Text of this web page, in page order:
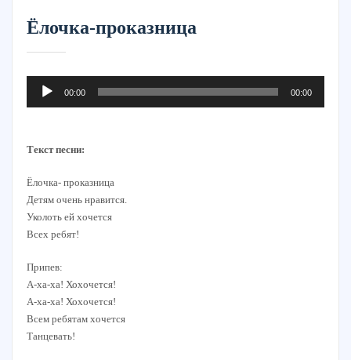
Ёлочка-проказница
Аудиоплеер
00:00 00:00
Текст песни:
Ёлочка- проказница
Детям очень нравится.
Уколоть ей хочется
Всех ребят!
Припев:
А-ха-ха! Хохочется!
А-ха-ха! Хохочется!
Всем ребятам хочется
Танцевать!